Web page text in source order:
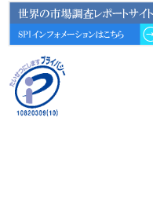
6GにおけるIoT／サービス市場の
動向 」を発刊しました。
2026年04月30日
4月30日、「2026年版 オンライン
診療サービスの現状と将来展望 」
を発刊しました。